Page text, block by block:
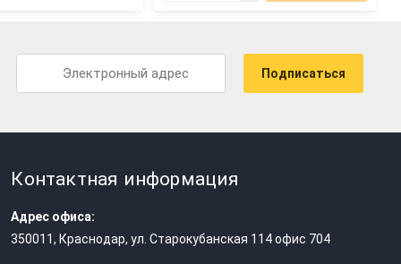
Подписаться
Контактная информация
Адрес офиса:
350011, Краснодар,ул. Старокубанская 114 офис 704